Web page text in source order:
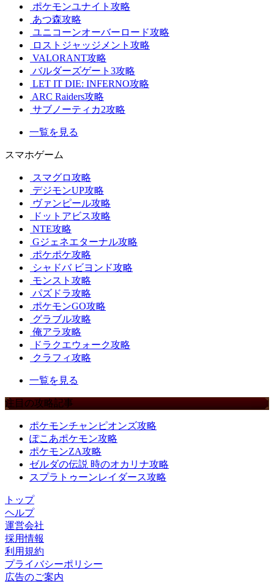
ポケモンユナイト攻略
あつ森攻略
ユニコーンオーバーロード攻略
ロストジャッジメント攻略
VALORANT攻略
バルダーズゲート3攻略
LET IT DIE: INFERNO攻略
ARC Raiders攻略
サブノーティカ2攻略
一覧を見る
スマホゲーム
スマグロ攻略
デジモンUP攻略
ヴァンピール攻略
ドットアビス攻略
NTE攻略
Gジェネエターナル攻略
ポケポケ攻略
シャドバ ビヨンド攻略
モンスト攻略
パズドラ攻略
ポケモンGO攻略
グラブル攻略
俺アラ攻略
ドラクエウォーク攻略
クラフィ攻略
一覧を見る
注目の攻略記事
ポケモンチャンピオンズ攻略
ぽこあポケモン攻略
ポケモンZA攻略
ゼルダの伝説 時のオカリナ攻略
スプラトゥーンレイダース攻略
トップ
ヘルプ
運営会社
採用情報
利用規約
プライバシーポリシー
広告のご案内